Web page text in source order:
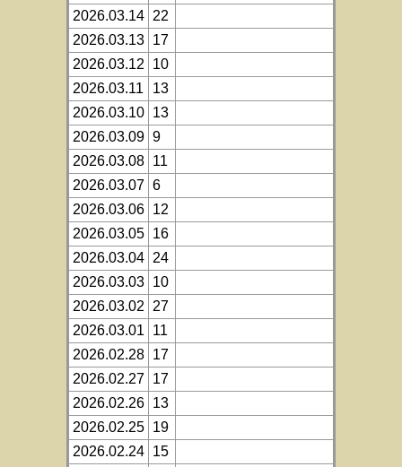
2026.03.14 22
2026.03.13 17
2026.03.12
10
2026.03.11
13
2026.03.10 13
2026.03.09 9
2026.03.08 11
2026.03.07 6
2026.03.06 12
2026.03.05 16
2026.03.04 24
2026.03.03 10
2026.03.02
27
2026.03.01
11
2026.02.28 17
2026.02.27 17
2026.02.26 13
2026.02.25 19
2026.02.24 15